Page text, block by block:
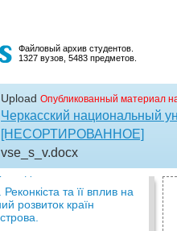
Файловый архив студентов.
1327 вузов, 5483 предметов.
Upload Опубликованный материал
Черкасский национальный
[НЕСОРТИРОВАННОЕ]
vse_s_v.docx
процесу політичного
та його вплив
в Англії.
політичного
ст
в Англії. Війна
та її вплив на
розвиток країн